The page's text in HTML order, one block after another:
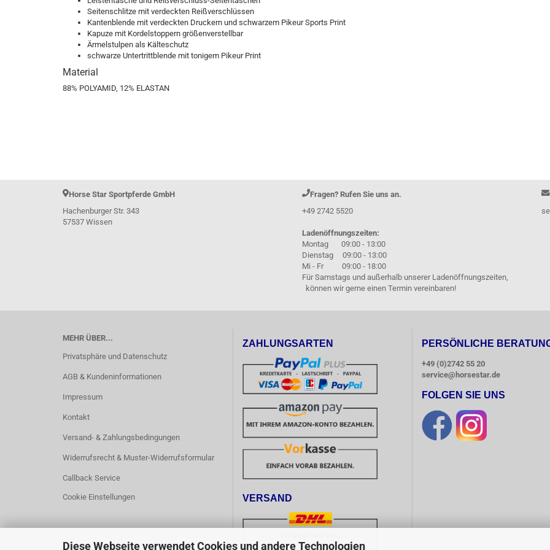
Diese Webseite verwendet Cookies und andere Technologien
Samshield H/W 2023
Le Mieux Horsefashion
Seitenschlitze mit verdeckten Reißverschlüssen
Kantenblende mit verdeckten Druckern und schwarzem Pikeur Sports Print
Kapuze mit Kordelstoppern größenverstellbar
Ärmelstulpen als Kälteschutz
schwarze Untertrittblende mit tonigem Pikeur Print
Material
88% POLYAMID, 12% ELASTAN
Horse Star Sportpferde GmbH
Hachenburger Str. 343
57537 Wissen
Fragen? Rufen Sie uns an.
+49 2742 5520
Ladenöffnungszeiten:
Montag 09:00 - 13:00
Dienstag 09:00 - 13:00
Mi - Fr 09:00 - 18:00
Für Samstags und außerhalb unserer Ladenöffnungszeiten,
können wir gerne einen Termin vereinbaren!
MEHR ÜBER...
Privatsphäre und Datenschutz
AGB & Kundeninformationen
Impressum
Kontakt
Versand- & Zahlungsbedingungen
Widerrufsrecht & Muster-Widerrufsformular
Callback Service
Cookie Einstellungen
ZAHLUNGSARTEN
VERSAND
PERSÖNLICHE
+49 (0)2742 55 20
service@horsestar.de
FOLGEN SIE UNS